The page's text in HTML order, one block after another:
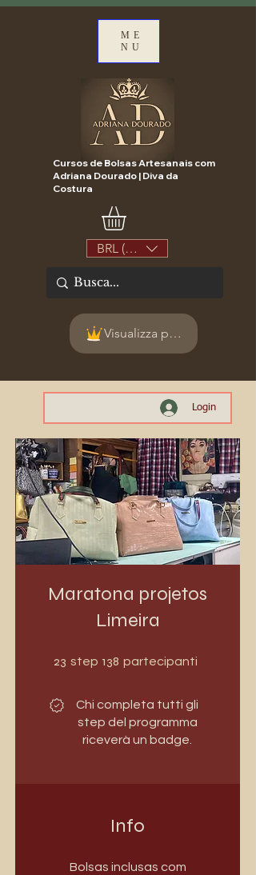
ME
NU
Cursos de Bolsas Artesanais com
Adriana Dourado | Diva da
Costura
BRL (R$)
Visualizza punti
Login
Maratona projetos
Limeira
23 step 23 step
138 partecipanti
Chi completa tutti gli
step del programma
riceverà un badge.
Info
Bolsas inclusas com